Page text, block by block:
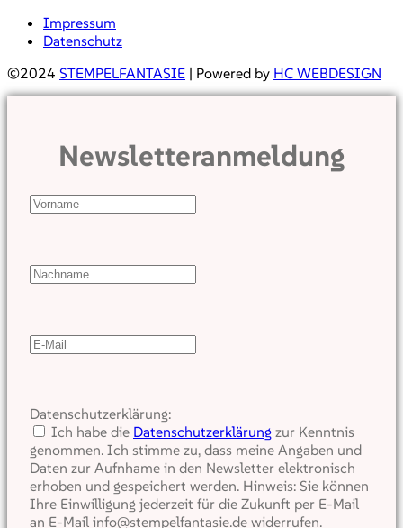
Impressum
Datenschutz
©2024 STEMPELFANTASIE | Powered by HC WEBDESIGN
Newsletteranmeldung
Datenschutzerklärung:
Ich habe die Datenschutzerklärung zur Kenntnis
genommen. Ich stimme zu, dass meine Angaben und
Daten zur Aufnhame in den Newsletter elektronisch
erhoben und gespeichert werden. Hinweis: Sie können
Ihre Einwilligung jederzeit für die Zukunft per E-Mail
an E-Mail info@stempelfantasie.de widerrufen.